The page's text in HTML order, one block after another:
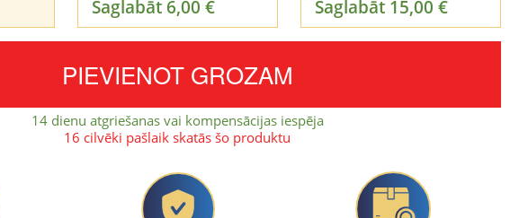
Saglabāt 6,00 € Saglabāt 15,00 €
PIEVIENOT GROZAM
14 dienu atgriešanas vai kompensācijas iespēja
16 cilvēki pašlaik skatās šo produktu